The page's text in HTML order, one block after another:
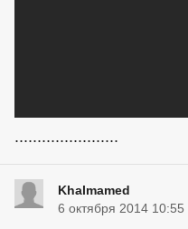
.......................
Khalmamed
6 октября 2014 10:55